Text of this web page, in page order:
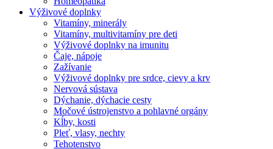
Výživové doplnky
Vitamíny, minerály
Vitamíny, multivitamíny pre deti
Výživové doplnky na imunitu
Čaje, nápoje
Zažívanie
Výživové doplnky pre srdce, cievy a krv
Nervová sústava
Dýchanie, dýchacie cesty
Močové ústrojenstvo a pohlavné orgány
Kĺby, kosti
Pleť, vlasy, nechty
Tehotenstvo